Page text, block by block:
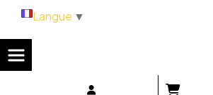
Langue ▼